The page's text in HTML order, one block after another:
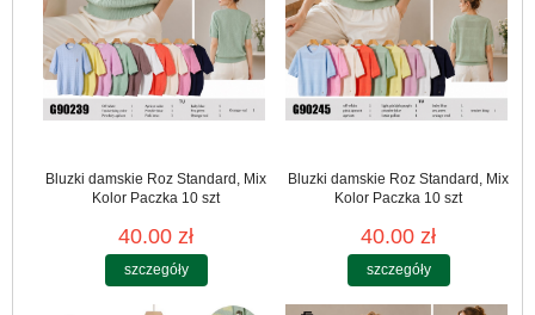
Bluzki damskie Roz Standard, Mix
Kolor Paczka 10 szt
40.00 zł
szczegóły
Bluzki damskie Roz Standard, Mix
Kolor Paczka 10 szt
40.00 zł
szczegóły